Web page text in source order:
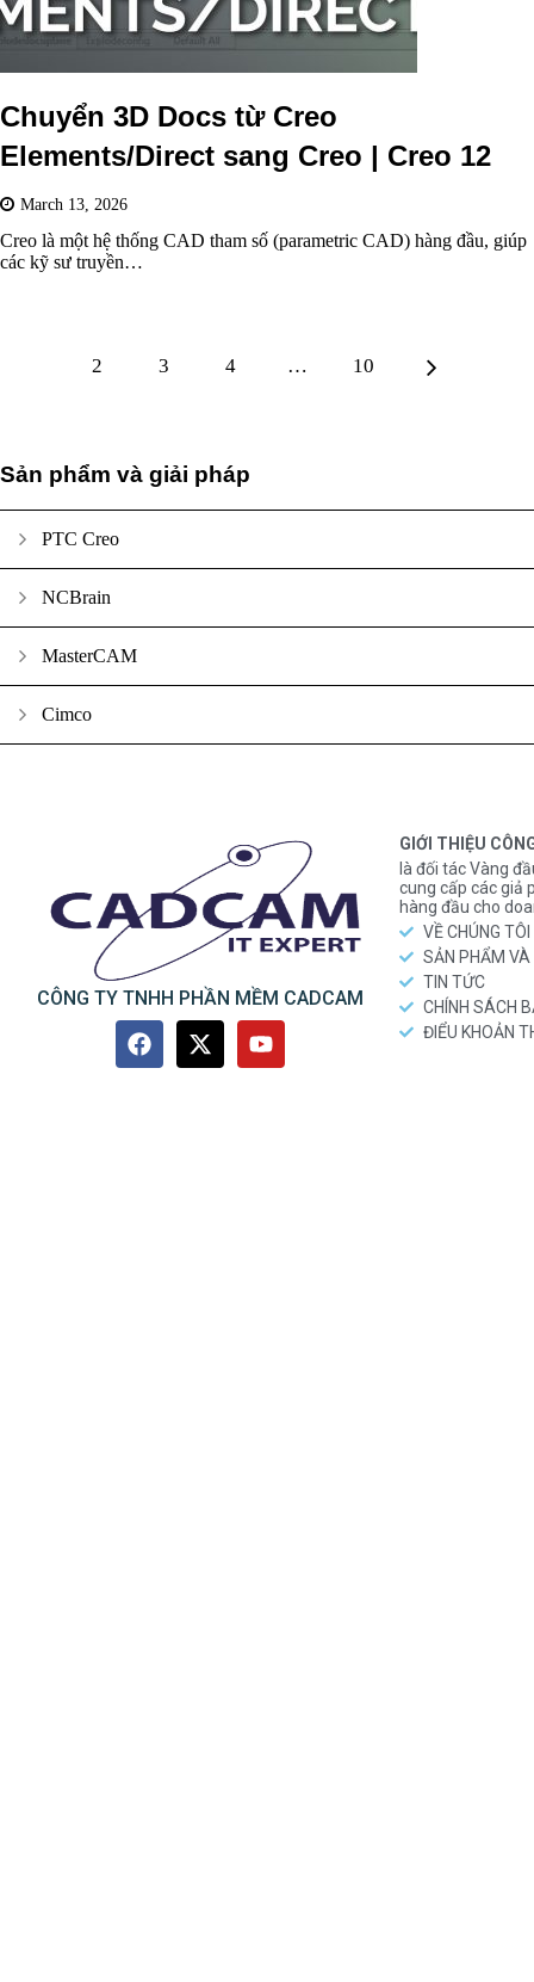
Chuyển 3D Docs từ Creo
Elements/Direct sang Creo | Creo 12
March 13, 2026
Creo là một hệ thống CAD tham số (parametric CAD) hàng đầu, giúp
các kỹ sư truyền…
2 3 4 … 10
Sản phẩm và giải pháp
PTC Creo
NCBrain
MasterCAM
Cimco
CÔNG TY TNHH PHẦN MỀM CADCAM
GIỚI THIỆU
là đối tác Vàng
cung cấp các giả
hàng đầu cho
VỀ CHÚNG TÔI
SẢN PHẨM VÀ
TIN TỨC
CHÍNH SÁCH
ĐIỂU KHOẢN